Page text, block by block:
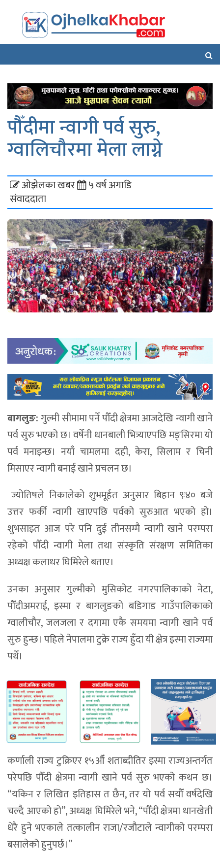
पौँदीमा न्वागी पर्व सुरु,
ग्वालिचौरमा मेला लाग्ने
ओझेलका खबर
संवाददाता
५ वर्ष अगाडि
बागलुङ:गुल्मी सीमामा पर्ने पौँदी क्षेत्रमा आजदेखि न्वागी खाने
पर्व सुरु भएको छ। वर्षेनी धानबाली भित्र्याएपछि मङ्सिरमा यो
पर्व मनाइन्छ। नयाँ चामलमा दही, केरा, सिलाम र चिनी
मिसाएर न्वागी बनाई खाने प्रचलन छ।
ज्योतिषले निकालेको शुभमूर्हत अनुसार बिहान ९ः४० बजे
उत्तर फर्की न्वागी खाएपछि पर्वको सुरुआत भएको हो।
शुभसाइत आज परे पनि दुई तीनसम्मै न्वागी खाने परम्परा
रहेको पौँदी न्वागी मेला तथा संस्कृति संरक्षण समितिका
अध्यक्ष कलाधर घिमिरेले बताए।
उनका अनुसार गुल्मीको मुसिकोट नगरपालिकाको नेटा,
पौँदीअमराई, इस्मा र बागलुङको बडिगाड गाउँपालिकाको
ग्वालीचौर, जलजला र दगामा एकै समयमा न्वागी खाने पर्व
सुरु हुन्छ। पहिले नेपालमा टुक्रे राज्य हुँदा यी क्षेत्र इस्मा राज्यमा
पर्थे।
कर्णाली राज्य टुक्रिएर १५औँ शताब्दीतिर इस्मा राज्यअन्तर्गत
परेपछि पौँदी क्षेत्रमा न्वागी खाने पर्व सुरु भएको कथन छ।
“यकिन र लिखित इतिहास त छैन, तर यो पर्व सयौँ वर्षदेखि
चल्दै आएको हो”, अध्यक्ष घिमिरेले भने, “पौँदी क्षेत्रमा धानखेती
धेरै हुने भएकाले तत्कालीन राजा/रजौटाले न्वागीको परम्परा
बसालेको हुनुपर्छ।”